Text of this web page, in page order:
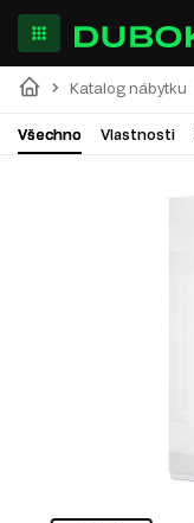
Katalog nábytku
Všechno Vlastnosti